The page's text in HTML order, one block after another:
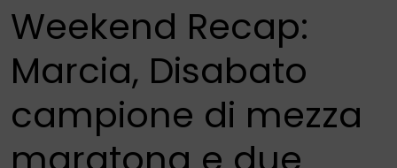
Weekend Recap:
Marcia, Disabato
campione di mezza